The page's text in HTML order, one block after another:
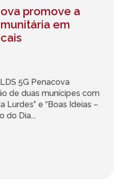
promove a
em
5G Penacova
de duas munícipes com
Lurdes” e “Boas Ideias –
do Dia...